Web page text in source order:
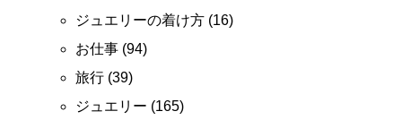
ジュエリーの着け方 (16)
お仕事 (94)
旅行 (39)
ジュエリー (165)